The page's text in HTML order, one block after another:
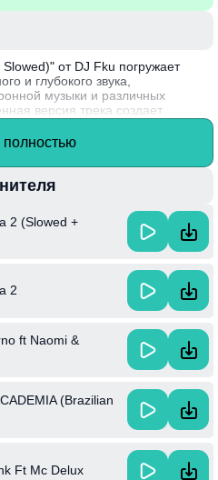
от DJ Fku погружает
и глубокого звука,
музыки и различных
версия трека создает
позволяя глубже
ритм. Этот трек знаменует собой
для поклонников
и диджей, известен своими
музыки и нередко использует
уникальный аудиовизуальный
полностью
2 (Slowed +
2
ft Naomi &
(Brazilian
Ft Mc Delux